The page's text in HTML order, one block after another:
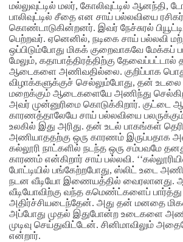
மல்லுவுட்டில் மலர், கோலிவுட்டில் ஆனந்தி,
பாலிவுட்டில் சீதை என சாய் பல்லவியை
கொண்டாடுகின்றனர். இவர் நேச்சுரல்
பெற்றவர். ஏனெனில், நடிகை சாய் பல்லவி
ஒப்பிடும்போது மிகக் குறைவாகவே மேக்கப்
மேலும், கதாபாத்திரத்திற்கு தேவைப்பட்டால்
ஆடைகளை அணிவதில்லை. குறிப்பாக
விழாக்களுக்குச் செல்லும்போது, தன் உடலை
மறைக்கும் ஆடைகளையே அணிந்து
அவர் முன்னுரிமை கொடுக்கிறார். குட்டை
காரணத்தாலேயே சாய் பல்லவியை பலருக்கும்
உலகில் இது அரிது. தன் உடல் பாகங்கள்
அணியாததற்கு ஒரு காரணம் இருப்பதாக
கல்லூரி நாட்களில் நடந்த ஒரு சம்பவமே
காரணம் என்கிறார் சாய் பல்லவி.
போட்டியில் பங்கேற்றபோது, ஸ்லிட் உடை
நடன வீடியோ இணையத்தில் வைரலானது.
வீடியோவிற்கு வந்த கமெண்ட்களைப் பார்த்து
அதிர்ச்சியடைந்தேன். அது தன் மனதை
அப்போது முதல் இதுபோன்ற உடைகளை
முடிவு செய்துவிட்டேன். சினிமாவிலும்
என்றார்.